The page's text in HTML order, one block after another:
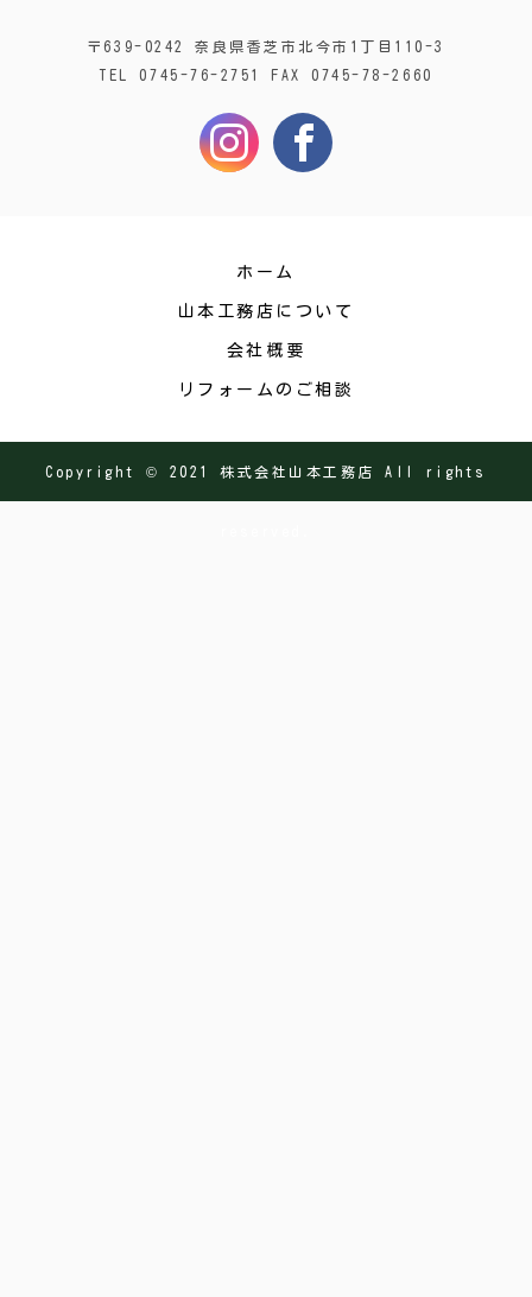
〒639-0242 奈良県香芝市北今市1丁目110-3
TEL 0745-76-2751 FAX 0745-78-2660
ホーム
山本工務店について
会社概要
リフォームのご相談
Copyright © 2021 株式会社山本工務店 All rights